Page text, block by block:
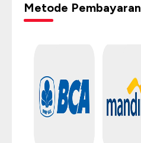
Metode Pembayaran